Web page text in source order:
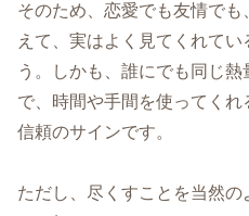
そのため、恋愛でも友情で
えて、実はよく見てくれて
う。しかも、誰にでも同じ
で、時間や手間を使ってく
信頼のサインです。
ただし、尽くすことを当然